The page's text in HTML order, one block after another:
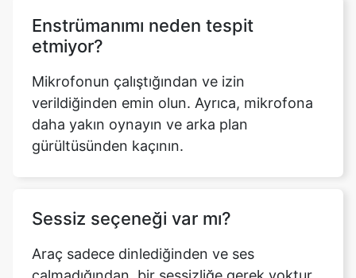
Enstrümanımı neden tespit
etmiyor?
Mikrofonun çalıştığından ve izin
verildiğinden emin olun. Ayrıca, mikrofona
daha yakın oynayın ve arka plan
gürültüsünden kaçının.
Sessiz seçeneği var mı?
Araç sadece dinlediğinden ve ses